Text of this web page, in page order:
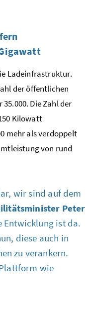
Ladeinfrastruktur.
der öffentlichen
Die Zahl der
Kilowatt
mehr als verdoppelt
von rund
wir sind auf dem
Peter
Entwicklung ist da.
diese auch in
zu verankern.
wie